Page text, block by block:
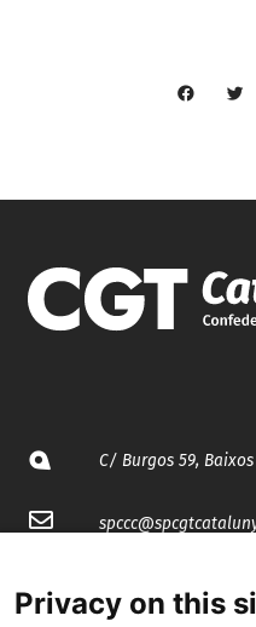
C/ Burgos 59,
spccc@
Privacy on this